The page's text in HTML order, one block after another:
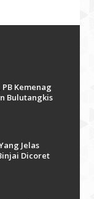
PB Kemenag
Bulutangkis
Jelas
Dicoret